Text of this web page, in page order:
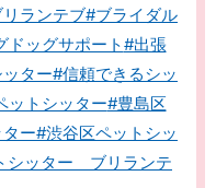
ランテブ#ブライダル
ドッグサポート#出張
ター#信頼できるシッ
ットシッター#豊島区
ー#渋谷区ペットシッ
シッター ブリランテ